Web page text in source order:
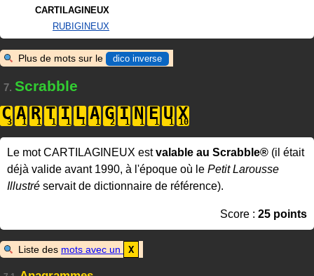
CARTILAGINEUX
RUBIGINEUX
Plus de mots sur le dico inverse
7. Scrabble
C A R T I L A G I N E U X
Le mot CARTILAGINEUX estvalable au Scrabble® (il était
déjà valide avant 1990, à l'époque où le Petit Larousse
Illustré servait de dictionnaire de référence).
Score : 25 points
Liste des mots avec un X